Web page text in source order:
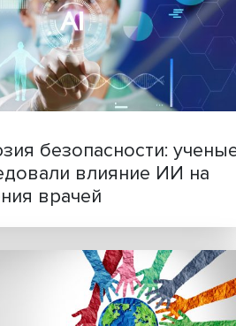
Новые
семей
бизнес-